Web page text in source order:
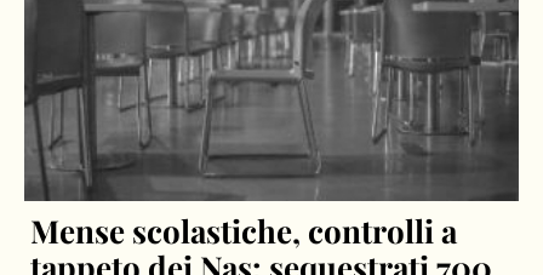
Mense scolastiche, controlli a